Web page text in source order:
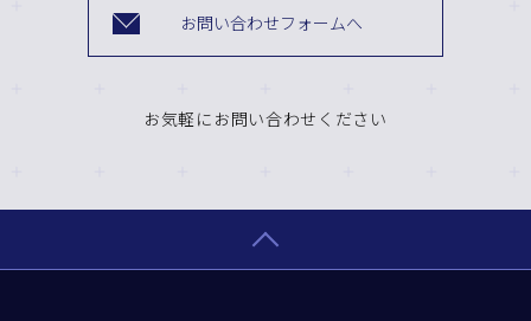
お問い合わせフォームへ
お気軽にお問い合わせください